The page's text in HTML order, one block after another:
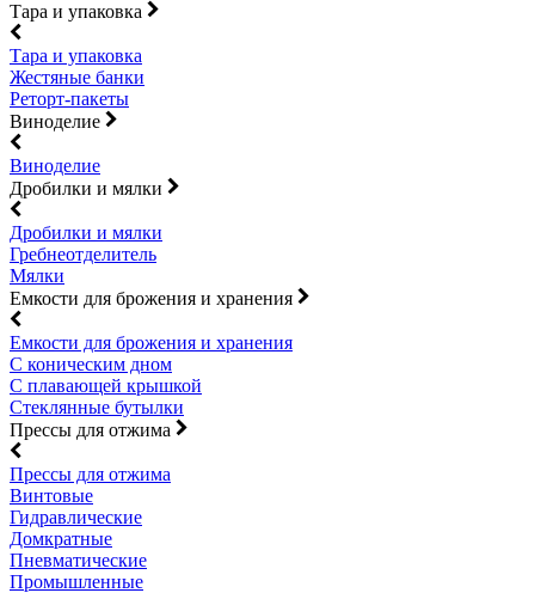
Тара и упаковка
Тара и упаковка
Жестяные банки
Реторт-пакеты
Виноделие
Виноделие
Дробилки и мялки
Дробилки и мялки
Гребнеотделитель
Мялки
Емкости для брожения и хранения
Емкости для брожения и хранения
С коническим дном
С плавающей крышкой
Стеклянные бутылки
Прессы для отжима
Прессы для отжима
Винтовые
Гидравлические
Домкратные
Пневматические
Промышленные